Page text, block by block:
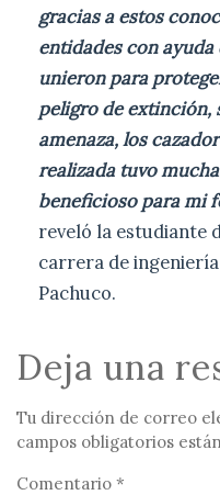
gracias a estos
entidades con ayuda
unieron para
peligro de extinción,
amenaza, los
realizada tuvo
beneficioso para mi
reveló la estudiante
carrera de
Pachuco.
Deja una
Tu dirección de correo
campos obligatorios
Comentario *